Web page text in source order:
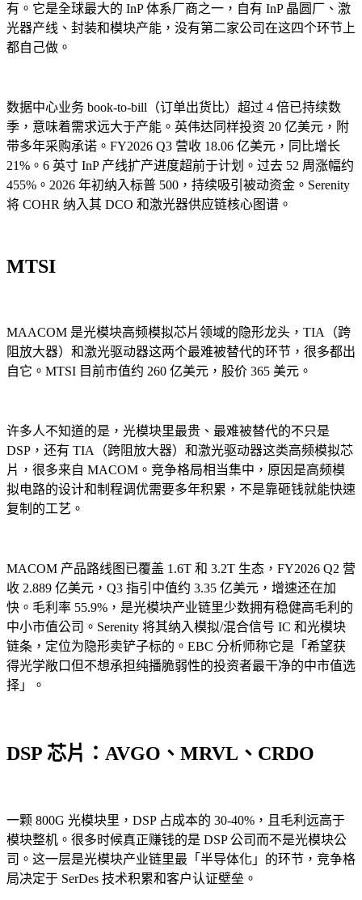
有。它是全球最大的 InP 体系厂商之一，自有 InP 晶圆厂、激
光器产线、封装和模块产能，没有第二家公司在这四个环节上
都自己做。
数据中心业务 book-to-bill（订单出货比）超过 4 倍已持续数
季，意味着需求远大于产能。英伟达同样投资 20 亿美元，附
带多年采购承诺。FY2026 Q3 营收 18.06 亿美元，同比增长
21%。6 英寸 InP 产线扩产进度超前于计划。过去 52 周涨幅约
455%。2026 年初纳入标普 500，持续吸引被动资金。Serenity
将 COHR 纳入其 DCO 和激光器供应链核心图谱。
MTSI
MAACOM 是光模块高频模拟芯片领域的隐形龙头，TIA（跨
阻放大器）和激光驱动器这两个最难被替代的环节，很多都出
自它。MTSI 目前市值约 260 亿美元，股价 365 美元。
许多人不知道的是，光模块里最贵、最难被替代的不只是
DSP，还有 TIA（跨阻放大器）和激光驱动器这类高频模拟芯
片，很多来自 MACOM。竞争格局相当集中，原因是高频模
拟电路的设计和制程调优需要多年积累，不是靠砸钱就能快速
复制的工艺。
MACOM 产品路线图已覆盖 1.6T 和 3.2T 生态，FY2026 Q2 营
收 2.889 亿美元，Q3 指引中值约 3.35 亿美元，增速还在加
快。毛利率 55.9%，是光模块产业链里少数拥有稳健高毛利的
中小市值公司。Serenity 将其纳入模拟/混合信号 IC 和光模块
链条，定位为隐形卖铲子标的。EBC 分析师称它是「希望获
得光学敞口但不想承担纯播脆弱性的投资者最干净的中市值选
择」。
DSP 芯片：AVGO、MRVL、CRDO
一颗 800G 光模块里，DSP 占成本的 30-40%，且毛利远高于
模块整机。很多时候真正赚钱的是 DSP 公司而不是光模块公
司。这一层是光模块产业链里最「半导体化」的环节，竞争格
局决定于 SerDes 技术积累和客户认证壁垒。